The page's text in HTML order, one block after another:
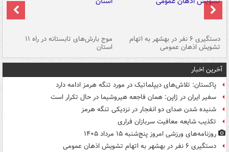
دستگیری ۶ نفر در بهشهر به اتهام
تشویش اذهان عمومی
موج بارش‌های تابستانه در راه ۱۱
استان
آخرین اخبار
پاکستان: تلاش‌های دیپلماتیک در مورد تنگه هرمز ادامه دارد
سفیر ایران در ژاپن: همان فاجعه هیروشیما در حال تکرار است
شنیده شدن صدای دو انفجار در نزدیکی تنگه هرمز
تکذیب شایعه معافیت سربازان فراری
روزنامه‌های ورزشی امروز پنج‌شنبه ۱۵ مرداد ۱۴۰۵
دستگیری ۶ نفر در بهشهر به اتهام تشویش اذهان عمومی